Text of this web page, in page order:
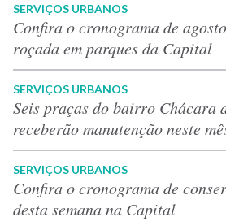
SERVIÇOS URBANOS
Confira o cronograma de
roçada em parques da Capital
SERVIÇOS URBANOS
Seis praças do bairro Chácara
receberão manutenção neste
SERVIÇOS URBANOS
Confira o cronograma de
desta semana na Capital